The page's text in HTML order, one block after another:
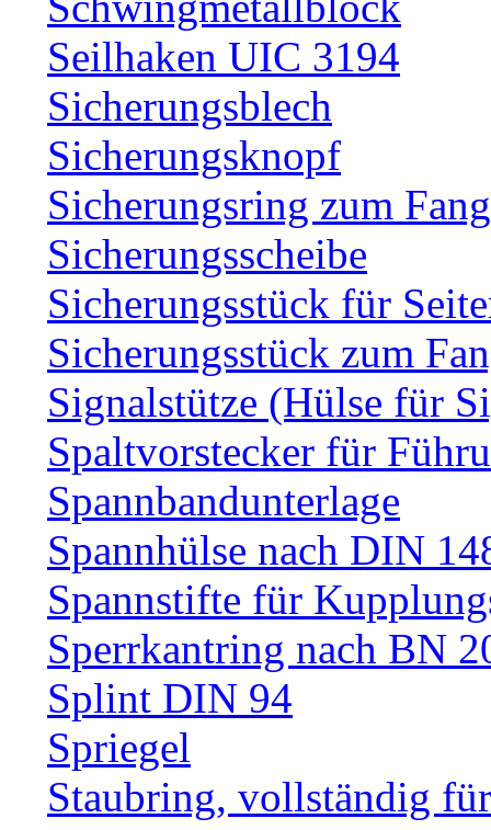
Seilhaken UIC 3194
Sicherungsblech
Sicherungsknopf
Sicherungsring zum
Sicherungsscheibe
Sicherungsstück für
Sicherungsstück zum
Signalstütze (Hülse für
Spaltvorstecker für
Spannbandunterlage
Spannhülse nach DIN
Spannstifte für
Sperrkantring nach BN
Splint DIN 94
Spriegel
Staubring, vollständig